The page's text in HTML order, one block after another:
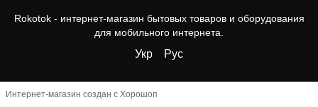
Rokotok - интернет-магазин бытовых товаров и оборудования
для мобильного интернета.
Укр Рус
Интернет-магазин создан с Хорошоп